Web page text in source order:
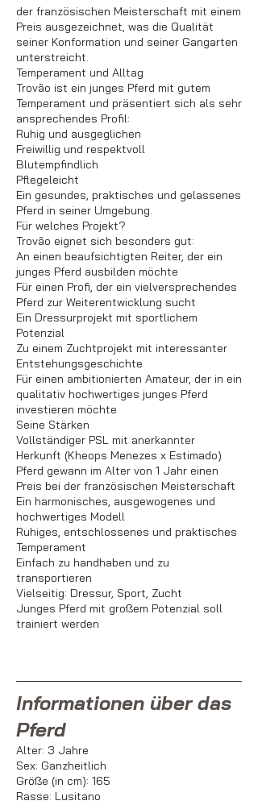
der französischen Meisterschaft mit einem
Preis ausgezeichnet, was die Qualität
seiner Konformation und seiner Gangarten
unterstreicht.
Temperament und Alltag
Trovão ist ein junges Pferd mit gutem
Temperament und präsentiert sich als sehr
ansprechendes Profil:
Ruhig und ausgeglichen
Freiwillig und respektvoll
Blutempfindlich
Pflegeleicht
Ein gesundes, praktisches und gelassenes
Pferd in seiner Umgebung.
Für welches Projekt?
Trovão eignet sich besonders gut:
An einen beaufsichtigten Reiter, der ein
junges Pferd ausbilden möchte
Für einen Profi, der ein vielversprechendes
Pferd zur Weiterentwicklung sucht
Ein Dressurprojekt mit sportlichem
Potenzial
Zu einem Zuchtprojekt mit interessanter
Entstehungsgeschichte
Für einen ambitionierten Amateur, der in ein
qualitativ hochwertiges junges Pferd
investieren möchte
Seine Stärken
Vollständiger PSL mit anerkannter
Herkunft (Kheops Menezes x Estimado)
Pferd gewann im Alter von 1 Jahr einen
Preis bei der französischen Meisterschaft
Ein harmonisches, ausgewogenes und
hochwertiges Modell
Ruhiges, entschlossenes und praktisches
Temperament
Einfach zu handhaben und zu
transportieren
Vielseitig: Dressur, Sport, Zucht
Junges Pferd mit großem Potenzial soll
trainiert werden
Informationen über das
Pferd
Alter: 3 Jahre
Sex: Ganzheitlich
Größe (in cm): 165
Rasse: Lusitano